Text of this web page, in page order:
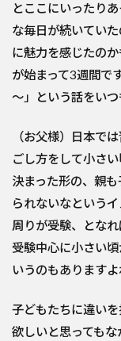
とここにいったり
な毎日が続いてい
に魅力を感じたの
が始まって3週間で
～」という話をいつ
（お父様）日本で
ごし方をして小さ
決まった形の、親
られないなという
周りが受験、とな
受験中心に小さい
いうのもありますよ
子どもたちに違い
欲しいと思っても